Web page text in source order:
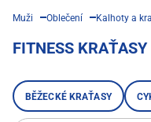
Muži Oblečení Kalhoty a
FITNESS KRAŤASY
BĚŽECKÉ KRAŤASY